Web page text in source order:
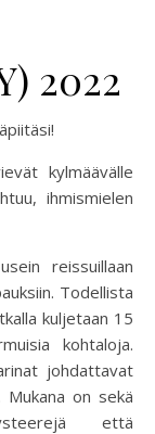
2022
kylmäävälle
ihmismielen
reissuillaan
Todellista
kuljetaan 15
kohtaloja.
johdattavat
Mukana on sekä
että